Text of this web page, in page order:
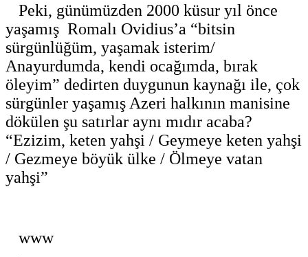
Peki, günümüzden 2000 küsur yıl önce
yaşamış Romalı Ovidius’a “bitsin
sürgünlüğüm, yaşamak isterim/
Anayurdumda, kendi ocağımda, bırak
öleyim” dedirten duygunun kaynağı ile, çok
sürgünler yaşamış Azeri halkının manisine
dökülen şu satırlar aynı mıdır acaba?
“Ezizim, keten yahşi / Geymeye keten yahşi
/ Gezmeye böyük ülke / Ölmeye vatan
yahşi”
www